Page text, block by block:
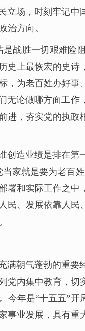
场，时刻牢记中
治方向。
战胜一切艰难险
史上最恢宏的史
，为老百姓办好
无论做哪方面工
进，夯实党的执
造业绩是排在第
家就是要为老百
署和实际工作之
民、发展依靠人民
朝气蓬勃的重要
党内集中教育，
年是“十五五”
业发展，具有重